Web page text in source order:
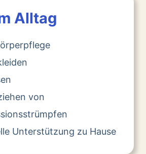
Alltag
von
Unterstützung zu Hause